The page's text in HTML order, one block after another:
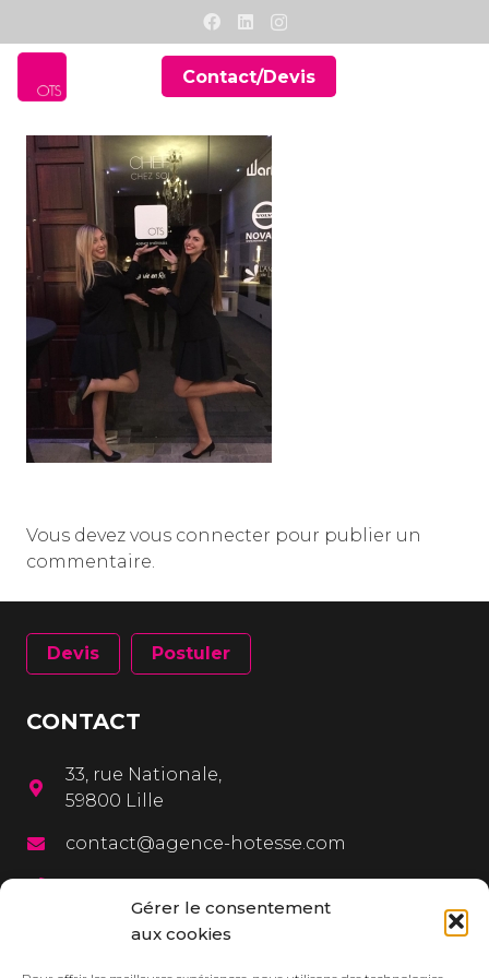
Gérer le consentement
aux cookies
Contact/Devis
Vous devez vous connecter pour publier un
commentaire.
Devis Postuler
CONTACT
33, rue Nationale,
59800 Lille
contact@agence-hotesse.com
03 20 12 72 65
06 67 92 99 72